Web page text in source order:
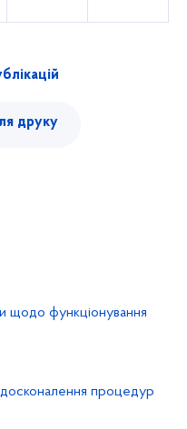
друку
щодо функціонування
процедур